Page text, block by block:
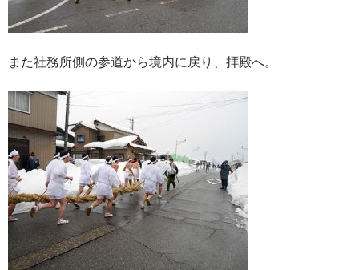
また社務所側の参道から境内に戻り、拝殿へ。